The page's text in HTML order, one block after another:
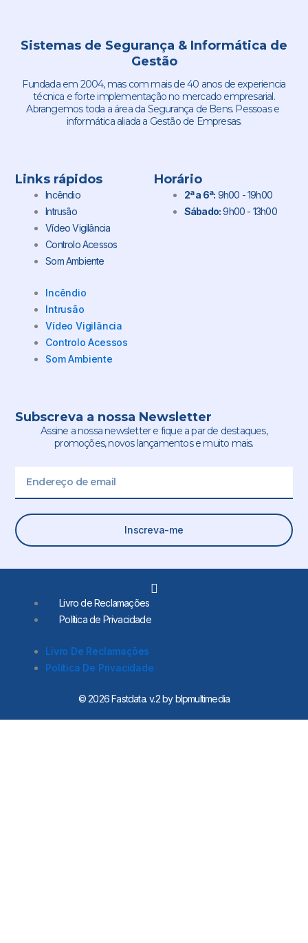
Sistemas de Segurança & Informática de
Gestão
Fundada em 2004, mas com mais de 40 anos de experiencia
técnica e forte implementação no mercado empresarial.
Abrangemos toda a área da Segurança de Bens. Pessoas e
informática aliada a Gestão de Empresas.
Links rápidos
Incêndio
Intrusão
Vídeo Vigilância
Controlo Acessos
Som Ambiente
Incêndio
Intrusão
Vídeo Vigilância
Controlo Acessos
Som Ambiente
Horário
2ª a 6ª: 9h00 - 19h00
Sábado:9h00 - 13h00
Subscreva a nossa Newsletter
Assine a nossa newsletter e fique a par de destaques,
promoções, novos lançamentos e muito mais.
Inscreva-me
© 2026 Fastdata. v.2 by blpmultimedia
Livro de Reclamações
Política de Privacidade
Livro De Reclamações
Política De Privacidade
L
n
i